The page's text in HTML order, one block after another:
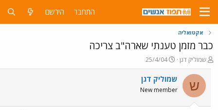
התחבר הירשם
אקטואליה
כבר מזמן טענתי שארה"ב צריכה
פ
ו
ת
ח
ה
שמוליק דגן
פ
ו
ר
ם
25/4/04
ש שמוליק דגן
New member